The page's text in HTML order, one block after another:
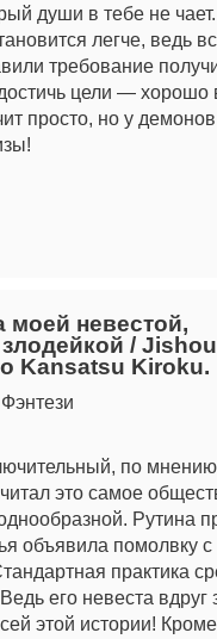
души в тебе не
легче, ведь
требование
цели — хорошо
просто, но у
моей невестой,
/
Kansatsu Kiroku.
по мнению
это самое
Рутина
объявила помолвку
практика
его невеста вдруг
этой истории!